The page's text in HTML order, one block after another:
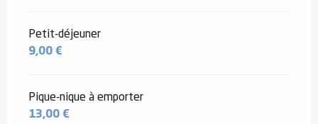
Petit-déjeuner
9,00 €
Pique-nique à emporter
13,00 €